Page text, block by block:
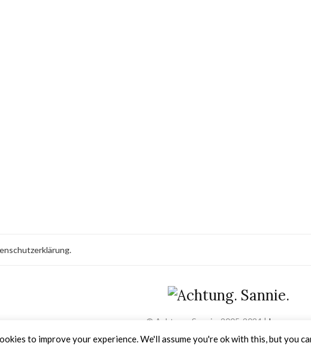
© Achtung. Sannie. 2005-2024 | Impressum
Olsen WordPress Theme von CSSIgniter
to improve your experience. We'll assume you're ok with this, but you